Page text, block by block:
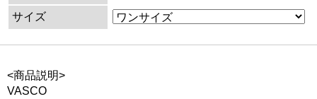
サイズ
<商品説明>
VASCO